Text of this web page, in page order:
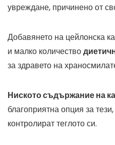
увреждане, причинено от
Добавянето на цейлонска
и малко количество
за здравето на
Ниското съдържание на
благоприятна опция за
контролират теглото си.